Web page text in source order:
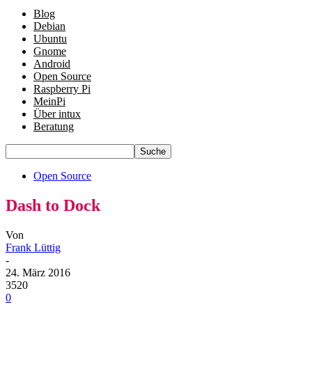
Blog
Debian
Ubuntu
Gnome
Android
Open Source
Raspberry Pi
MeinPi
Über intux
Beratung
Open Source
Dash to Dock
Von
Frank Lüttig
-
24. März 2016
3520
0